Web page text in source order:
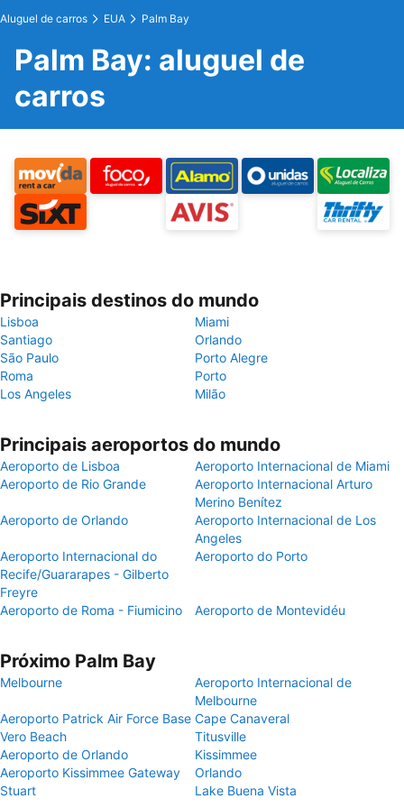
Aluguel de carros EUA Palm Bay
Palm Bay: aluguel de
carros
Principais destinos do mundo
Lisboa
Miami
Santiago
Orlando
São Paulo
Porto Alegre
Roma
Porto
Los Angeles
Milão
Principais aeroportos do mundo
Aeroporto de Lisboa
Aeroporto Internacional de Miami
Aeroporto de Rio Grande
Aeroporto Internacional Arturo
Merino Benítez
Aeroporto de Orlando
Aeroporto Internacional de Los
Angeles
Aeroporto Internacional do
Recife/Guararapes - Gilberto
Freyre
Aeroporto do Porto
Aeroporto de Roma - Fiumicino Aeroporto de Montevidéu
Próximo Palm Bay
Melbourne
Aeroporto Internacional de
Melbourne
Aeroporto Patrick Air Force Base Cape Canaveral
Vero Beach
Titusville
Aeroporto de Orlando
Kissimmee
Aeroporto Kissimmee Gateway
Orlando
Stuart
Lake Buena Vista